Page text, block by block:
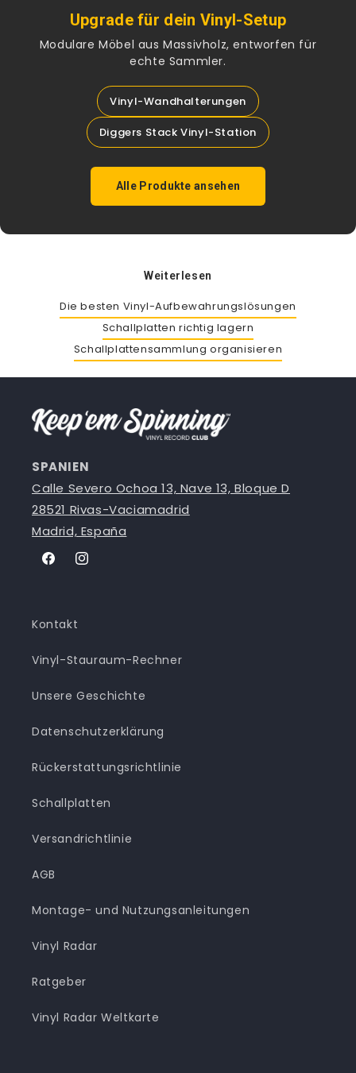
Upgrade für dein Vinyl-Setup
Modulare Möbel aus Massivholz, entworfen für
echte Sammler.
Vinyl-Wandhalterungen
Diggers Stack Vinyl-Station
Alle Produkte ansehen
Weiterlesen
Die besten Vinyl-Aufbewahrungslösungen
Schallplatten richtig lagern
Schallplattensammlung organisieren
SPANIEN
Calle Severo Ochoa 13, Nave 13, Bloque D
28521 Rivas-Vaciamadrid
Madrid, España
FacebookInstagram
Kontakt
Vinyl-Stauraum-Rechner
Unsere Geschichte
Datenschutzerklärung
Rückerstattungsrichtlinie
Schallplatten
Versandrichtlinie
AGB
Montage- und Nutzungsanleitungen
Vinyl Radar
Ratgeber
Vinyl Radar Weltkarte